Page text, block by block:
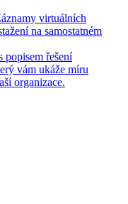
virtuálních
na samostatném
popisem řešení
vám ukáže míru
organizace.